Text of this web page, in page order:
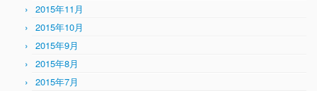
2015年11月
2015年10月
2015年9月
2015年8月
2015年7月